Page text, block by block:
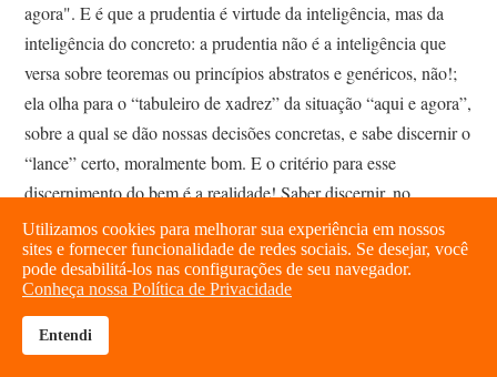
agora". E é que a prudentia é virtude da inteligência, mas da
inteligência do concreto: a prudentia não é a inteligência que
versa sobre teoremas ou princípios abstratos e genéricos, não!;
ela olha para o “tabuleiro de xadrez” da situação “aqui e agora”,
sobre a qual se dão nossas decisões concretas, e sabe discernir o
“lance” certo, moralmente bom. E o critério para esse
discernimento do bem é a realidade! Saber discernir, no
emaranhado de mil possibilidades que esta situação me
apresenta (que devo dizer a este aluno?, compro ou não
compro?, caso-me ou não?, devo responder a este e-mail? etc.),
os bons meios concretos que me podem levar a um bom
resultado, à plenitude da minha vida, minha realização enquanto
brightness_high
Utilizamos cookies para melhorar sua experiência em nossos
sites e fornecer funcionalidade de redes sociais. Se desejar, você
pode desabilitá-los nas configurações de seu navegador.
Conheça nossa Política de Privacidade
Entendi